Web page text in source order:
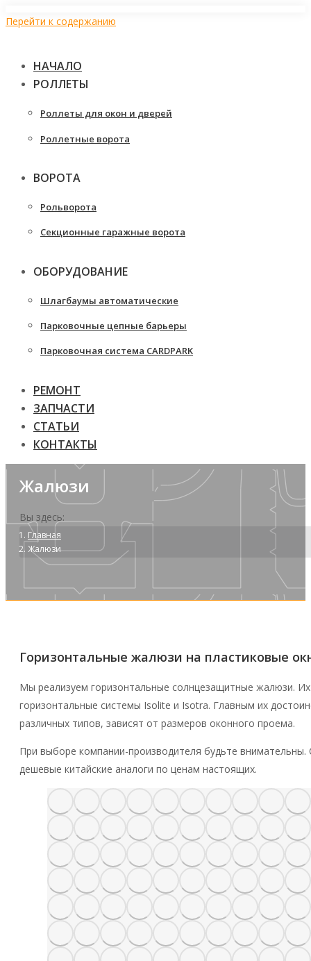
Перейти к содержанию
НАЧАЛО
РОЛЛЕТЫ
Роллеты для окон и дверей
Роллетные ворота
ВОРОТА
Рольворота
Секционные гаражные ворота
ОБОРУДОВАНИЕ
Шлагбаумы автоматические
Парковочные цепные барьеры
Парковочная система CARDPARK
РЕМОНТ
ЗАПЧАСТИ
СТАТЬИ
КОНТАКТЫ
Жалюзи
Вы здесь:
Главная
Жалюзи
Горизонтальные жалюзи на пластиковые
Мы реализуем горизонтальные солнцезащитные жалюзи.
горизонтальные системы Isolite и Isotra. Главным их
различных типов, зависят от размеров оконного проема.
При выборе компании-производителя будьте
дешевые китайские аналоги по ценам настоящих.